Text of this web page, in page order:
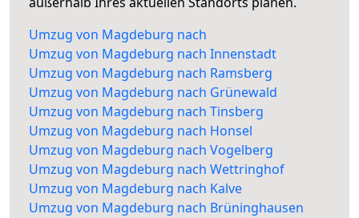
Umzug von Magdeburg nach
Umzug von Magdeburg nach Innenstadt
Umzug von Magdeburg nach Ramsberg
Umzug von Magdeburg nach Grünewald
Umzug von Magdeburg nach Tinsberg
Umzug von Magdeburg nach Honsel
Umzug von Magdeburg nach Vogelberg
Umzug von Magdeburg nach Wettringhof
Umzug von Magdeburg nach Kalve
Umzug von Magdeburg nach Brüninghausen